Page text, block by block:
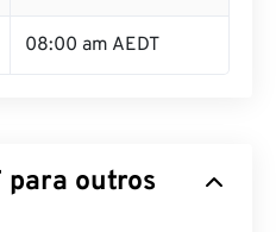
08:00 am AEDT
para outros